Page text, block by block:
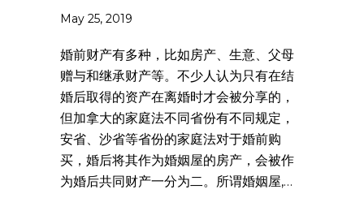
May 25, 2019
婚前财产有多种，比如房产、生意、父母
赠与和继承财产等。不少人认为只有在结
婚后取得的资产在离婚时才会被分享的，
但加拿大的家庭法不同省份有不同规定，
安省、沙省等省份的家庭法对于婚前购
买，婚后将其作为婚姻屋的房产，会被作
为婚后共同财产一分为二。所谓婚姻屋,…